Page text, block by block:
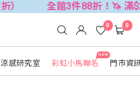
全館3件88折！🦄 滿$2500折
涼感研究室
NEW
彩虹小馬聯名 門市資
0 0